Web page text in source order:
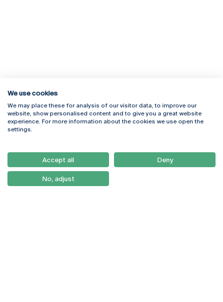
Rua Diogo Botelho 1327
4169-005 Porto
+351 226 196 240
Campus Online
Webmail
Como Chegar
Newsletter
We use cookies
We may place these for analysis of our visitor data, to improve our
website, show personalised content and to give you a great website
experience. For more information about the cookies we use open the
settings.
Accept all Deny
No, adjust